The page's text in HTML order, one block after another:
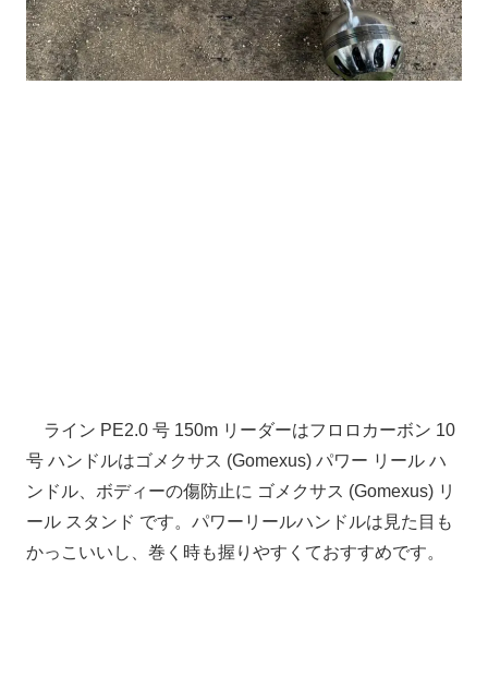
ライン PE2.0 号 150m リーダーはフロロカーボン 10
号 ハンドルはゴメクサス (Gomexus) パワー リール ハ
ンドル、ボディーの傷防止に ゴメクサス (Gomexus) リ
ール スタンド です。パワーリールハンドルは見た目も
かっこいいし、巻く時も握りやすくておすすめです。